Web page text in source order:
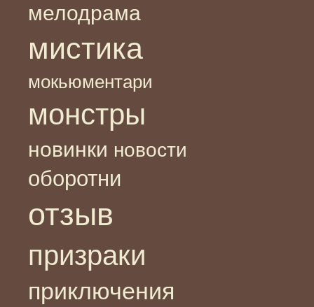
мелодрама
мистика
мокьюментари
монстры
новинки новости
оборотни
отзыв
призраки
приключения